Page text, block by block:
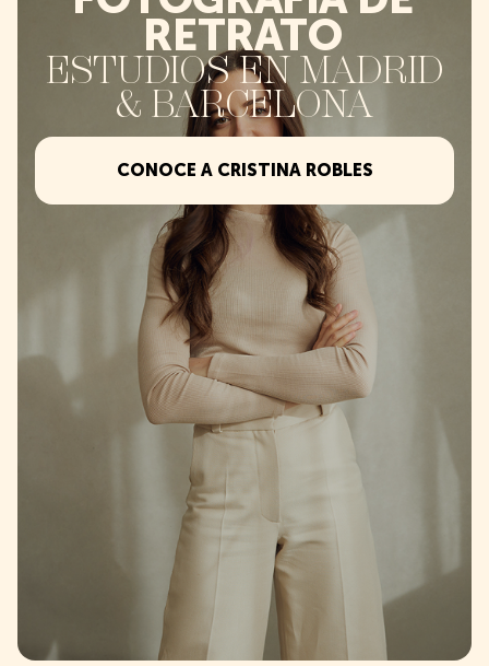
RETRATO
ESTUDIOS EN MADRID
& BARCELONA
CONOCE A CRISTINA ROBLES